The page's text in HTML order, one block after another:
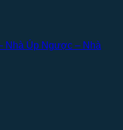
Nhà Úp Ngược – Nhà